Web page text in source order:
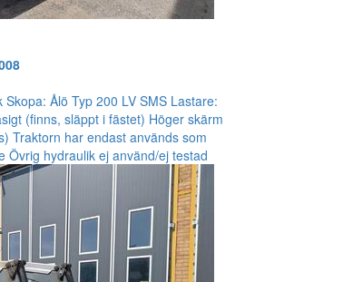
Ålö Typ 200 LV SMS Lastare:
(finns, släppt i fästet) Höger skärm
Traktorn har endast används som
Övrig hydraulik ej använd/ej testad